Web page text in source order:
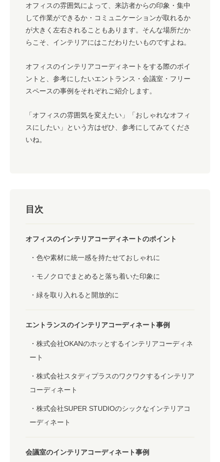
オフィスの雰囲気によって、来訪者からの印象・集中
して作業ができるか・コミュニケーションが取れるか
が大きく左右されることもあります。そんな場所だか
らこそ、インテリアにはこだわりたいものですよね。
オフィスのインテリアコーディネートをする際のポイ
ントと、参考にしたいエントランス・会議室・フリー
スペースの事例をそれぞれご紹介します。
「オフィスの雰囲気を変えたい」「おしゃれなオフィ
スにしたい」という方はぜひ、参考にしてみてくださ
いね。
目次
オフィスのインテリアコーディネートのポイント
色や素材に統一感を持たせておしゃれに
モノクロでまとめると落ち着いた印象に
緑を取り入れると開放的に
エントランスのインテリアコーディネート事例
株式会社OKANのホッとするインテリアコーディネ
ート
株式会社スタディプラスのワクワクするインテリア
コーディネート
株式会社SUPER STUDIOのシックなインテリアコ
ーディネート
会議室のインテリアコーディネート事例